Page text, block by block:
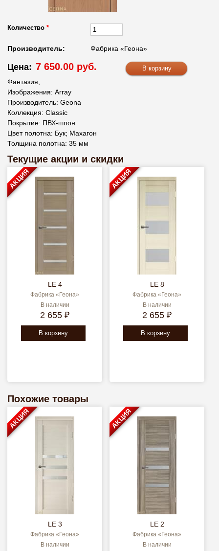
Количество *
Производитель: Фабрика «Геона»
Цена: 7 650.00 руб.
Фантазия;
Изображения: Array
Производитель: Geona
Коллекция: Classic
Покрытие: ПВХ-шпон
Цвет полотна: Бук; Махагон
Толщина полотна: 35 мм
Текущие акции и скидки
LE 4
Фабрика «Геона»
В наличии
2 655 ₽
В корзину
АКЦИЯ
LE 8
Фабрика «Геона»
В наличии
2 655 ₽
В корзину
АКЦИЯ
Похожие товары
LE 3
Фабрика «Геона»
В наличии
АКЦИЯ
LE 2
Фабрика «Геона»
В наличии
АКЦИЯ